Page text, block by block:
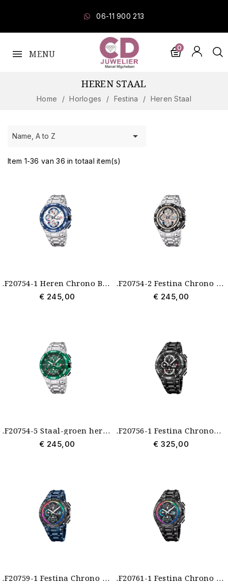
MENU
0
HEREN STAAL
Home Horloges Festina Heren Staal
Name, A to Z 
Item 1-36 van 36 in totaal item(s)
.F20754-1 Heren Chrono Bike Festina staal-blauw
€ 245,00
.F20754-2 Festina Chrono Bike beige-staal herenhorloge
€ 245,00
.F20754-5 Staal-groen herenhorloge Festina Chrono Bike
€ 245,00
.F20756-1 Festina Chronobike 2026 zwart herenhorloge Special Edition
€ 325,00
.F20759-1 Festina Chrono Bike blauw-regenboog Special Edition .F20761-1 Festina Chrono Bike Limited zwart-regenboog herenhorloge